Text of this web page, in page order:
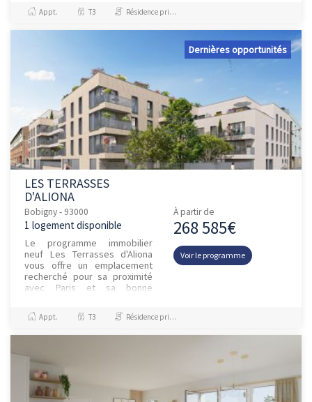
T1 qui accueillera dan...
Appt. T3 Résidence principale / PTZ
Dernières opportunités
LES TERRASSES
D'ALIONA
Bobigny - 93000
1 logement disponible
Le programme immobilier
neuf Les Terrasses d'Aliona
vous offre un emplacement
recherché pour sa proximité
avec Paris et sa bonne
commun actuelle (M5, T1, RER
E) et...
À partir de
268 585€
Voir le programme
Appt. T3 Résidence principale / PTZ